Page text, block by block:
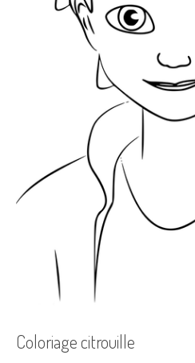
Coloriage citrouille